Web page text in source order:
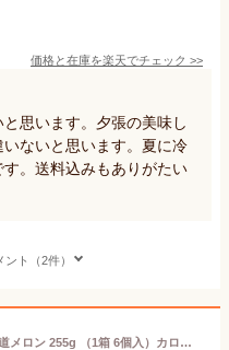
価格と在庫を楽天でチェック >>
思います。夕張の美味し
ないと思います。夏に冷
。送料込みもありがたい
ト（2件）
たらみ ゼリー トリプルゼロ 北海道メロン 255g （1箱 6個入）カロリーゼロ